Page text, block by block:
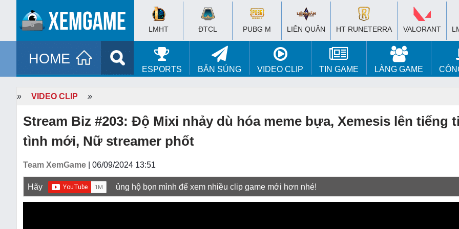
LMHT ĐTCL PUBG M LIÊN QUÂN HT RUNETERRA VALORANT
HOME
ESPORTS BẮN SÚNG VIDEO CLIP TIN GAME LÀNG GAME
» VIDEO CLIP »
Stream Biz #203: Độ Mixi nhảy dù hóa meme bựa, Xemesis lên tiếng
tình mới, Nữ streamer phốt
Team XemGame | 06/09/2024 13:51
Hãy ủng hộ bọn mình để xem nhiều clip game mới hơn nhé!